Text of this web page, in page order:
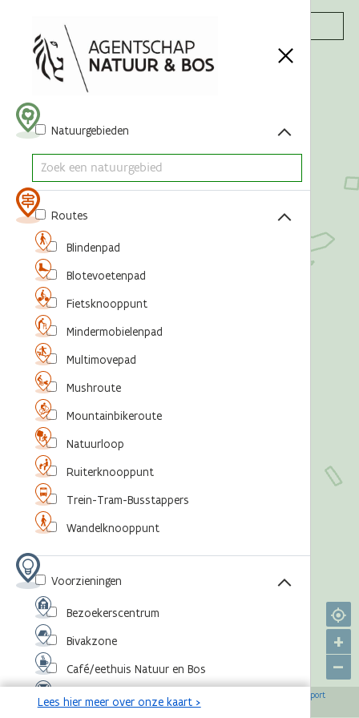
Acties
+
–
OpenStreetMap-bijdragers Agentschap voor Natuur en Bos
Sport
Vlaanderen,©Toerisme Vlaanderen
Natuurgebieden
Routes
Blindenpad
Blotevoetenpad
Fietsknooppunt
Mindermobielenpad
Multimovepad
Mushroute
Mountainbikeroute
Natuurloop
Ruiterknooppunt
Trein-Tram-Busstappers
Wandelknooppunt
Voorzieningen
Bezoekerscentrum
Bivakzone
Café/eethuis Natuur en Bos
Eventlocatie
Lees hier meer over onze kaart >